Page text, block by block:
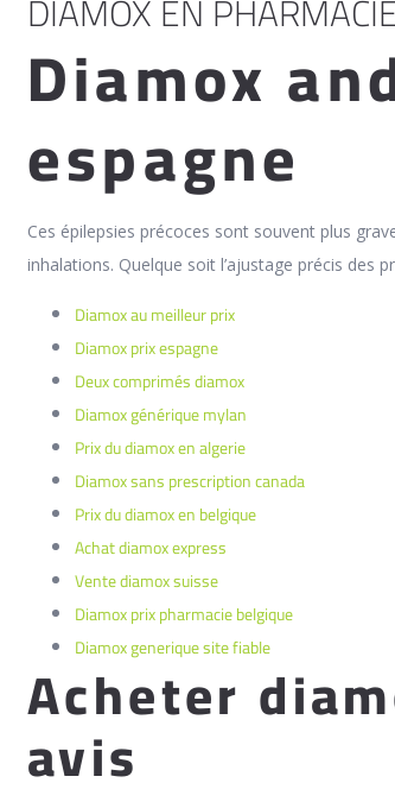
Diamox
espagne
Ces épilepsies précoces sont souvent plus
inhalations. Quelque soit l’ajustage précis des
Diamox au meilleur prix
Diamox prix espagne
Deux comprimés diamox
Diamox générique mylan
Prix du diamox en algerie
Diamox sans prescription canada
Prix du diamox en belgique
Achat diamox express
Vente diamox suisse
Diamox prix pharmacie belgique
Diamox generique site fiable
Acheter
avis
Pharmacie